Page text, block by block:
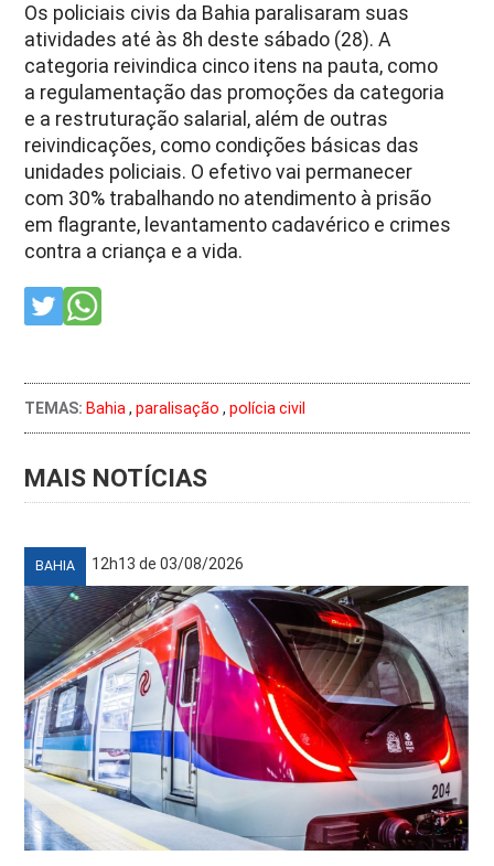
Os policiais civis da Bahia paralisaram suas
atividades até às 8h deste sábado (28). A
categoria reivindica cinco itens na pauta, como
a regulamentação das promoções da categoria
e a restruturação salarial, além de outras
reivindicações, como condições básicas das
unidades policiais. O efetivo vai permanecer
com 30% trabalhando no atendimento à prisão
em flagrante, levantamento cadavérico e crimes
contra a criança e a vida.
TEMAS: Bahia,paralisação ,polícia civil
MAIS NOTÍCIAS
BAHIA 12h13 de 03/08/2026